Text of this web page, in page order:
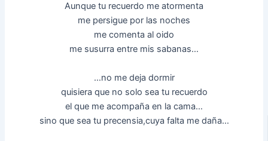
Aunque tu recuerdo me atormenta
me persigue por las noches
me comenta al oido
me susurra entre mis sabanas…
…no me deja dormir
quisiera que no solo sea tu recuerdo
el que me acompaña en la cama…
sino que sea tu precensia,cuya falta me daña…